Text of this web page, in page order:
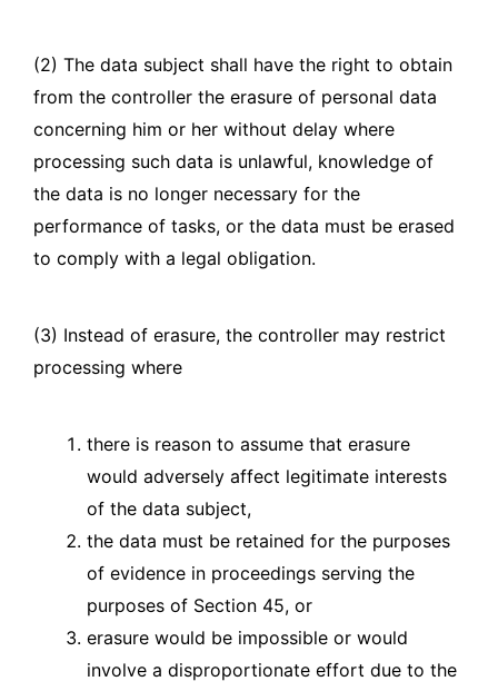
(2) The data subject shall have the right to obtain
from the controller the erasure of personal data
concerning him or her without delay where
processing such data is unlawful, knowledge of
the data is no longer necessary for the
performance of tasks, or the data must be erased
to comply with a legal obligation.
(3) Instead of erasure, the controller may restrict
processing where
there is reason to assume that erasure
would adversely affect legitimate interests
of the data subject,
the data must be retained for the purposes
of evidence in proceedings serving the
purposes of Section 45, or
erasure would be impossible or would
involve a disproportionate effort due to the